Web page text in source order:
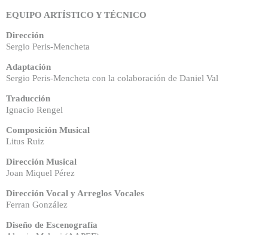
EQUIPO ARTÍSTICO Y TÉCNICO
Dirección
Sergio Peris-Mencheta
Adaptación
Sergio Peris-Mencheta con la colaboración de Daniel Val
Traducción
Ignacio Rengel
Composición Musical
Litus Ruiz
Dirección Musical
Joan Miquel Pérez
Dirección Vocal y Arreglos Vocales
Ferran González
Diseño de Escenografía